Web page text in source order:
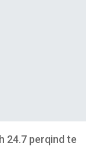
24.7 perqind te